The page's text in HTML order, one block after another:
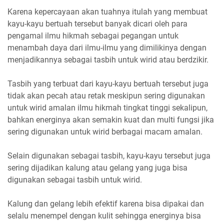
Karena kepercayaan akan tuahnya itulah yang membuat
kayu-kayu bertuah tersebut banyak dicari oleh para
pengamal ilmu hikmah sebagai pegangan untuk
menambah daya dari ilmu-ilmu yang dimilikinya dengan
menjadikannya sebagai tasbih untuk wirid atau berdzikir.
Tasbih yang terbuat dari kayu-kayu bertuah tersebut juga
tidak akan pecah atau retak meskipun sering digunakan
untuk wirid amalan ilmu hikmah tingkat tinggi sekalipun,
bahkan energinya akan semakin kuat dan multi fungsi jika
sering digunakan untuk wirid berbagai macam amalan.
Selain digunakan sebagai tasbih, kayu-kayu tersebut juga
sering dijadikan kalung atau gelang yang juga bisa
digunakan sebagai tasbih untuk wirid.
Kalung dan gelang lebih efektif karena bisa dipakai dan
selalu menempel dengan kulit sehingga energinya bisa